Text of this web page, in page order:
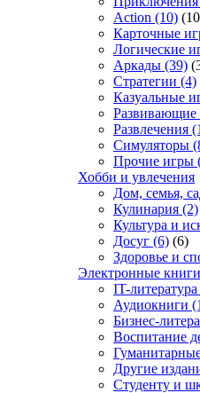
Action (10)
Карточные
Логические
Аркады (39)
Стратегии (4)
Казуальные
Развивающие
Развлечения
Симуляторы
Прочие игры
Хобби и увлечения
Дом, семья,
Кулинария (2)
Культура и
Досуг (6) (6)
Здоровье и
Электронные книги
IT-литература
Аудиокниги
Бизнес-
Воспитание
Другие
Студенту и